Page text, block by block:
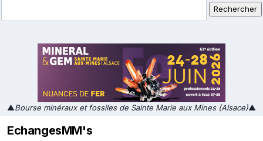
▲Bourse minéraux et fossiles de Sainte Marie aux Mines (Alsace)▲
EchangesMM's